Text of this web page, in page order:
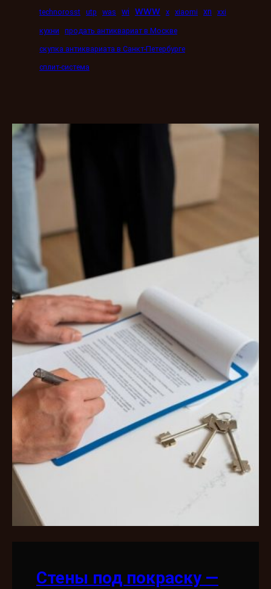
technorosst utp was wi www x xiaomi xn xxi
кухни
продать антиквариат в Москве
скупка антиквариата в Санкт-Петербурге
сплит-система
Стены под покраску —